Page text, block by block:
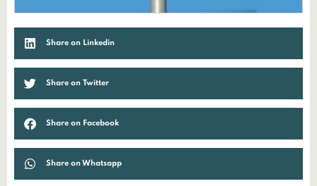
Share on Linkedin
Share on Twitter
Share on Facebook
Share on Whatsapp